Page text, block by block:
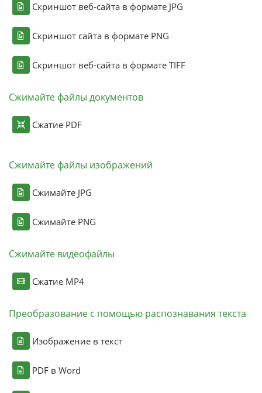
Скриншот веб-сайта в формате JPG
Скриншот сайта в формате PNG
Скриншот веб-сайта в формате TIFF
Сжимайте файлы документов
Сжатие PDF
Сжимайте файлы изображений
Сжимайте JPG
Сжимайте PNG
Сжимайте видеофайлы
Сжатие MP4
Преобразование с помощью распознавания текста
Изображение в текст
PDF в Word